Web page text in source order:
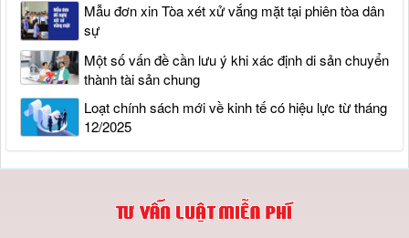
Mẫu đơn xin Tòa xét xử vắng mặt tại phiên tòa dân
sự
Một số vấn đề cần lưu ý khi xác định di sản chuyển
thành tài sản chung
Loạt chính sách mới về kinh tế có hiệu lực từ tháng
12/2025